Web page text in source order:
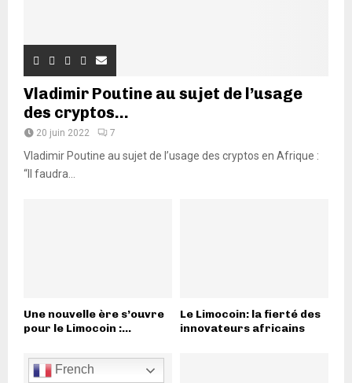
Vladimir Poutine au sujet de l’usage
des cryptos...
20 juin 2022 7
Vladimir Poutine au sujet de l’usage des cryptos en Afrique :
“Il faudra...
Une nouvelle ère s’ouvre
pour le Limocoin :...
Le Limocoin: la fierté des
innovateurs africains
French